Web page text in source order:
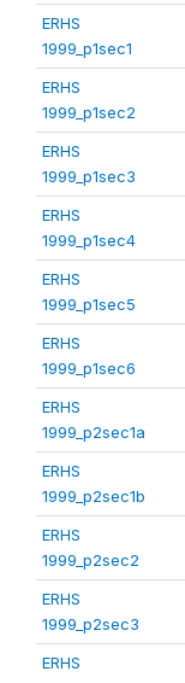
ERHS
1999_p1sec1
ERHS
1999_p1sec2
ERHS
1999_p1sec3
ERHS
1999_p1sec4
ERHS
1999_p1sec5
ERHS
1999_p1sec6
ERHS
1999_p2sec1a
ERHS
1999_p2sec1b
ERHS
1999_p2sec2
ERHS
1999_p2sec3
ERHS